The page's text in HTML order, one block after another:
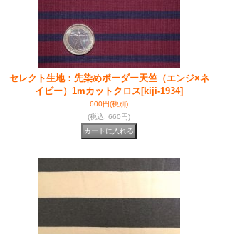
セレクト生地：先染めボーダー天竺（エンジ×ネ
イビー）1mカットクロス [kiji-1934]
600円(税別)
(税込: 660円)